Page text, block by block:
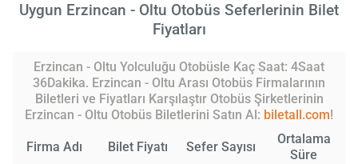
Uygun Erzincan - Oltu Otobüs Seferlerinin Bilet
Fiyatları
Erzincan - Oltu Yolculuğu Otobüsle Kaç Saat: 4Saat
36Dakika. Erzincan - Oltu Arası Otobüs Firmalarının
Biletleri ve Fiyatları Karşılaştır Otobüs Şirketlerinin
Erzincan - Oltu Otobüs Biletlerini Satın Al: biletall.com!
Firma Adı Bilet Fiyatı Sefer Sayısı
Ortalama
Süre